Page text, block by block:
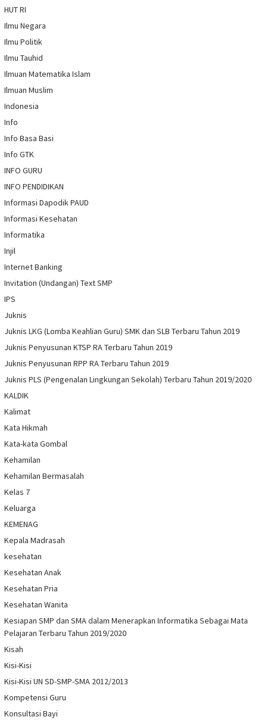
HUT RI
Ilmu Negara
Ilmu Politik
Ilmu Tauhid
Ilmuan Matematika Islam
Ilmuan Muslim
Indonesia
Info
Info Basa Basi
Info GTK
INFO GURU
INFO PENDIDIKAN
Informasi Dapodik PAUD
Informasi Kesehatan
Informatika
Injil
Internet Banking
Invitation (Undangan) Text SMP
IPS
Juknis
Juknis LKG (Lomba Keahlian Guru) SMK dan SLB Terbaru Tahun 2019
Juknis Penyusunan KTSP RA Terbaru Tahun 2019
Juknis Penyusunan RPP RA Terbaru Tahun 2019
Juknis PLS (Pengenalan Lingkungan Sekolah) Terbaru Tahun 2019/2020
KALDIK
Kalimat
Kata Hikmah
Kata-kata Gombal
Kehamilan
Kehamilan Bermasalah
Kelas 7
Keluarga
KEMENAG
Kepala Madrasah
kesehatan
Kesehatan Anak
Kesehatan Pria
Kesehatan Wanita
Kesiapan SMP dan SMA dalam Menerapkan Informatika Sebagai Mata
Pelajaran Terbaru Tahun 2019/2020
Kisah
Kisi-Kisi
Kisi-Kisi UN SD-SMP-SMA 2012/2013
Kompetensi Guru
Konsultasi Bayi